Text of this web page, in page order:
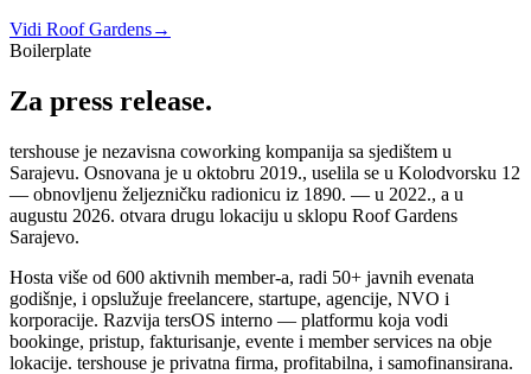
Vidi Roof Gardens→
Boilerplate
Za press release.
tershouse je nezavisna coworking kompanija sa sjedištem u
Sarajevu. Osnovana je u oktobru 2019., uselila se u Kolodvorsku 12
— obnovljenu željezničku radionicu iz 1890. — u 2022., a u
augustu 2026. otvara drugu lokaciju u sklopu Roof Gardens
Sarajevo.
Hosta više od 600 aktivnih member-a, radi 50+ javnih evenata
godišnje, i opslužuje freelancere, startupe, agencije, NVO i
korporacije. Razvija tersOS interno — platformu koja vodi
bookinge, pristup, fakturisanje, evente i member services na obje
lokacije. tershouse je privatna firma, profitabilna, i samofinansirana.